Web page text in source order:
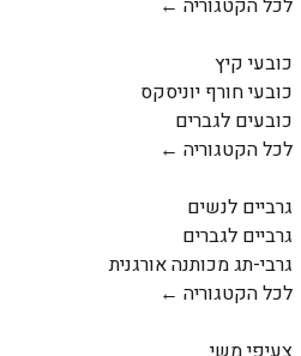
לכל הקטגוריה ←
כובעי קיץ
כובעי חורף יוניסקס
כובעים לגברים
לכל הקטגוריה ←
גרביים לנשים
גרביים לגברים
גרבי-תג מכותנה אורגנית
לכל הקטגוריה ←